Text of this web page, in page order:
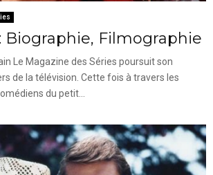
Biographie, Filmographie
Le Magazine des Séries poursuit son
de la télévision. Cette fois à travers les
du petit...